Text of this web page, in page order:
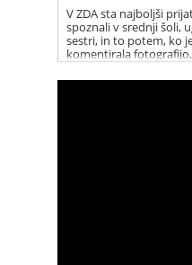
V ZDA sta najboljši
spoznali v srednji šoli,
sestri, in to potem, ko
komentirala
Facebooku.